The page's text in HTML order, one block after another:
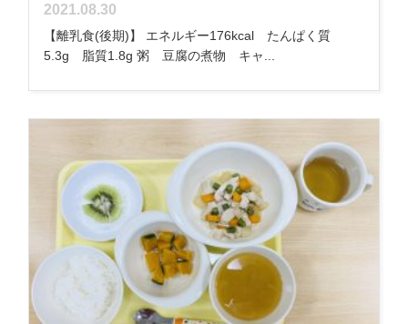
2021.08.30
【離乳食(後期)】 エネルギー176kcal たんぱく質
5.3g 脂質1.8g 粥 豆腐の煮物 キャ...